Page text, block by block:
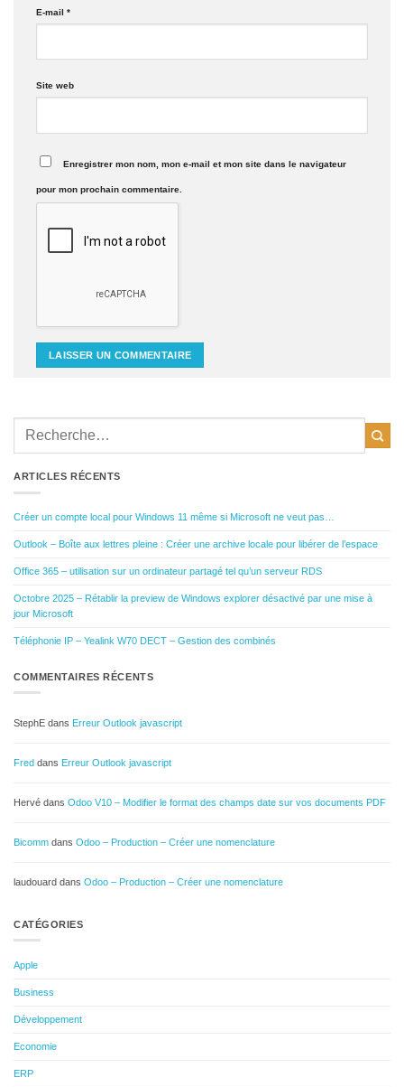
E-mail *
Site web
Enregistrer mon nom, mon e-mail et mon site dans le navigateur
pour mon prochain commentaire.
ARTICLES RÉCENTS
Créer un compte local pour Windows 11 même si Microsoft ne veut pas…
Outlook – Boîte aux lettres pleine : Créer une archive locale pour libérer de l’espace
Office 365 – utilisation sur un ordinateur partagé tel qu’un serveur RDS
Octobre 2025 – Rétablir la preview de Windows explorer désactivé par une mise à
jour Microsoft
Téléphonie IP – Yealink W70 DECT – Gestion des combinés
COMMENTAIRES RÉCENTS
StephE dans Erreur Outlook javascript
Fred dans Erreur Outlook javascript
Hervé dans Odoo V10 – Modifier le format des champs date sur vos documents PDF
Bicomm dans Odoo – Production – Créer une nomenclature
laudouard dans Odoo – Production – Créer une nomenclature
CATÉGORIES
Apple
Business
Développement
Economie
ERP